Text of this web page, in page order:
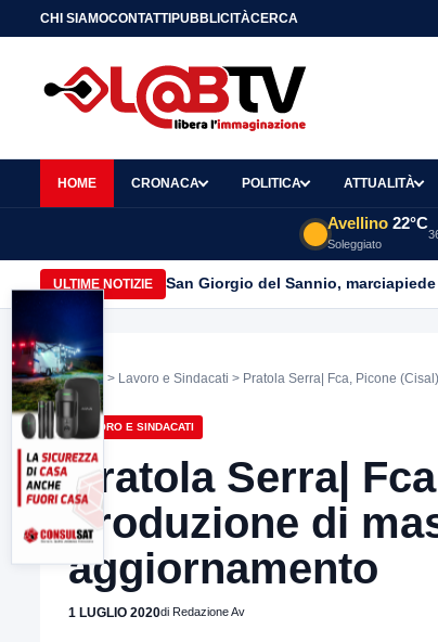
CHI SIAMOCONTATTIPUBBLICITÀCERCA
HOME CRONACA POLITICA ATTUALITÀ
Avellino 22°C
Soleggiato
ULTIME NOTIZIE San Giorgio del Sannio,
Home > Lavoro e Sindacati > Pratola Serra| Fca, Picone
LAVORO E SINDACATI
Pratola Serra|
produzione di
aggiornamento
1 LUGLIO 2020di Redazione Av